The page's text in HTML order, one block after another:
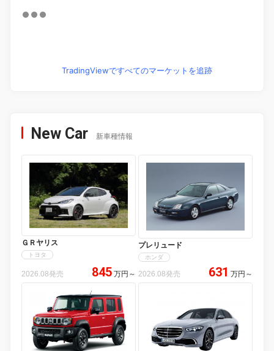
TradingViewですべてのマーケットを追跡
New Car 新車種情報
ＧＲヤリス
トヨタ
2026.08発売 845 万円 ～
プレリュード
ホンダ
2026.08発売 631 万円 ～